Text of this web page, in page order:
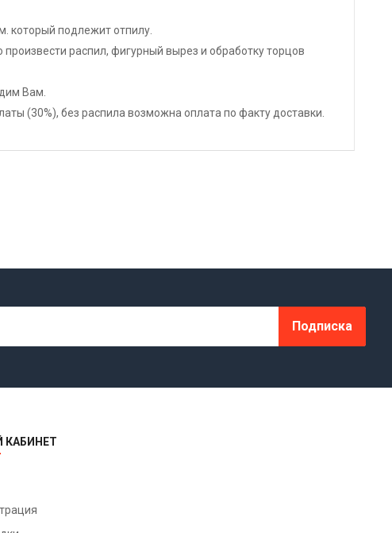
который подлежит отпилу.
распил, фигурный вырез и обработку торцов
Вам.
(30%), без распила возможна оплата по факту доставки.
Подписка
КАБИНЕТ